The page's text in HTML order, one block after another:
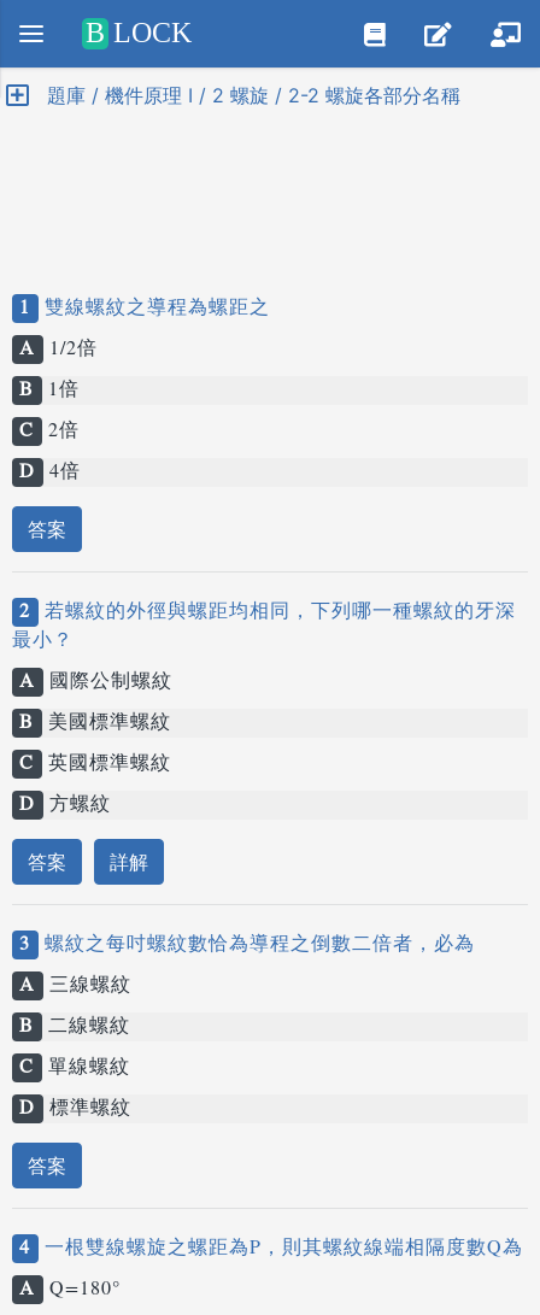
Positive SSL
B LOCK
題庫 / 機件原理 I / 2 螺旋 / 2-2 螺旋各部分名稱
1 雙線螺紋之導程為螺距之
A
1/2倍
B
1倍
C 2倍
D 4倍
答案
2 若螺紋的外徑與螺距均相同，下列哪一種螺紋的牙深
最小？
A 國際公制螺紋
B
美國標準螺紋
C 英國標準螺紋
D 方螺紋
答案 詳解
3 螺紋之每吋螺紋數恰為導程之倒數二倍者，必為
A 三線螺紋
B 二線螺紋
C 單線螺紋
D 標準螺紋
答案
4 一根雙線螺旋之螺距為P，則其螺紋線端相隔度數Q為
A Q=180°